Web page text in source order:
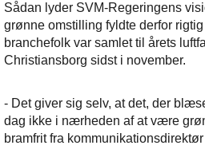
Sådan lyder SVM-Regeringens
grønne omstilling fyldte derfor
branchefolk var samlet til årets
Christiansborg sidst i november.
- Det giver sig selv, at det, der
dag ikke i nærheden af at være
bramfrit fra